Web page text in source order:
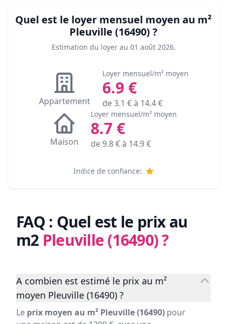
Quel est le loyer mensuel moyen au m²
Pleuville (16490) ?
Estimation du loyer au 01 août 2026.
Appartement
Loyer mensuel/m² moyen
6.9 €
de3.1 € à 14.4€
Maison
Loyer mensuel/m² moyen
8.7 €
de9.8€ à 14.9€
Indice de confiance:
FAQ : Quel est le prix au
m2 Pleuville (16490)?
A combien est estimé le prix au m²
moyen Pleuville (16490) ?
Le prix moyen au m² Pleuville (16490) pour